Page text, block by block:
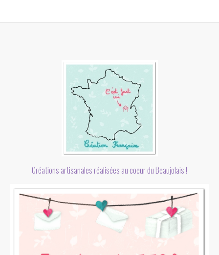
Créations artisanales réalisées au coeur du Beaujolais !